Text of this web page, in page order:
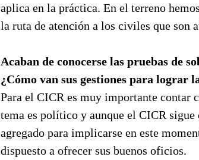
aplica en la práctica. En el terreno
la ruta de atención a los civiles que son
Acaban de conocerse las pruebas de
¿Cómo van sus gestiones para lograr
Para el CICR es muy importante contar
tema es político y aunque el CICR
agregado para implicarse en este
dispuesto a ofrecer sus buenos oficios.